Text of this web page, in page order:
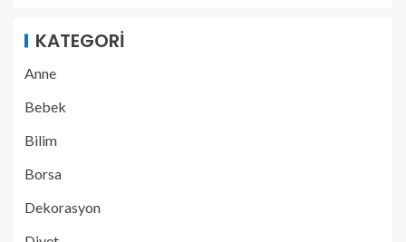
KATEGORI
Anne
Bebek
Bilim
Borsa
Dekorasyon